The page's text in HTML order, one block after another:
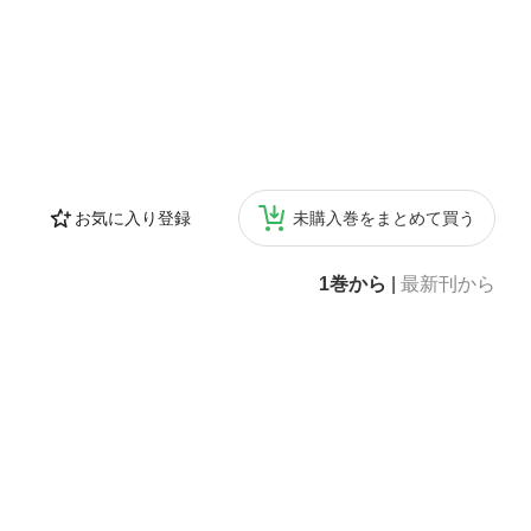
お気に入り登録 未購入巻をまとめて買う
1巻から 最新刊から